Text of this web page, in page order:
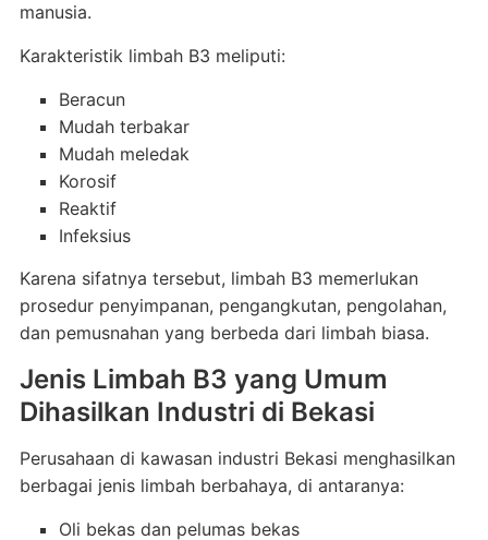
manusia.
Karakteristik limbah B3 meliputi:
Beracun
Mudah terbakar
Mudah meledak
Korosif
Reaktif
Infeksius
Karena sifatnya tersebut, limbah B3 memerlukan
prosedur penyimpanan, pengangkutan, pengolahan,
dan pemusnahan yang berbeda dari limbah biasa.
Jenis Limbah B3 yang Umum
Dihasilkan Industri di Bekasi
Perusahaan di kawasan industri Bekasi menghasilkan
berbagai jenis limbah berbahaya, di antaranya:
Oli bekas dan pelumas bekas